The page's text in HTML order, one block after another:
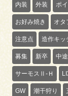
内装 外装 ポ
お好み焼き オタ
注意点 造作キッ
募集 新卒 中途
サーモスⅡ-Ｈ
GW 潮干狩り